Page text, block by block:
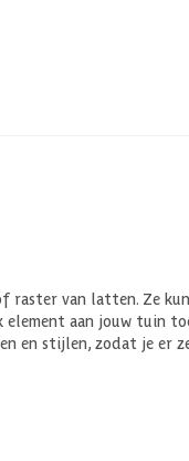
raster van latten. Ze
aan jouw tuin
en stijlen, zodat je er